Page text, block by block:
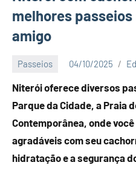
melhores passeios
amigo
Passeios 04/10/2025
Niterói oferece diversos
Parque da Cidade, a Praia
Contemporânea, onde
agradáveis com seu
hidratação e a segurança